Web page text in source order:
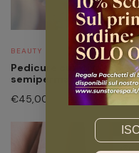
BEAUTY
Pedicure curativa +
semipermanente piedi
€45,00
Email